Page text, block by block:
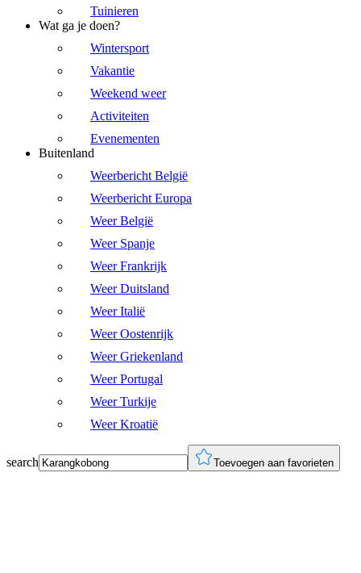
Tuinieren
Wat ga je doen?
Wintersport
Vakantie
Weekend weer
Activiteiten
Evenementen
Buitenland
Weerbericht België
Weerbericht Europa
Weer België
Weer Spanje
Weer Frankrijk
Weer Duitsland
Weer Italië
Weer Oostenrijk
Weer Griekenland
Weer Portugal
Weer Turkije
Weer Kroatië
search Toevoegen aan favorieten